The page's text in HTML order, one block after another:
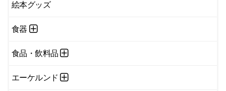
絵本グッズ
食器
食品・飲料品
エーケルンド